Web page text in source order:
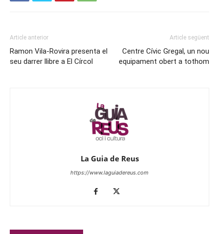
Article anterior
Ramon Vila-Rovira presenta el
seu darrer llibre a El Círcol
Article següent
Centre Cívic Gregal, un nou
equipament obert a tothom
La Guia de Reus
https://www.laguiadereus.com